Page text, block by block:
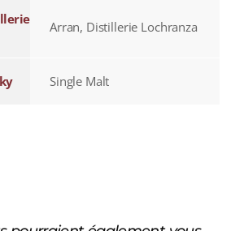
Arran, Distillerie Lochranza
Single Malt